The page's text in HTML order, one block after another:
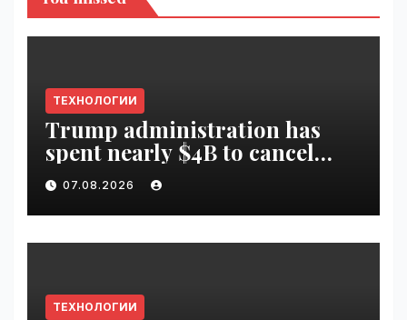
ТЕХНОЛОГИИ
Trump administration has
spent nearly $4B to cancel
offshore wind farms |
VseTime.ru
07.08.2026
ТЕХНОЛОГИИ